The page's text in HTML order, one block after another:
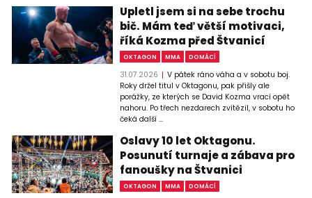
Upletl jsem si na sebe trochu
bič. Mám teď větší motivaci,
říká Kozma před Štvanicí
OKTAGON MMA DOMÁCÍ
31.07.2026
V pátek ráno váha a v sobotu boj.
Roky držel titul v Oktagonu, pak přišly ale
porážky, ze kterých se David Kozma vrací opět
nahoru. Po třech nezdarech zvítězil, v sobotu ho
čeká další ...
Oslavy 10 let Oktagonu.
Posunutí turnaje a zábava pro
fanoušky na Štvanici
OKTAGON MMA DOMÁCÍ